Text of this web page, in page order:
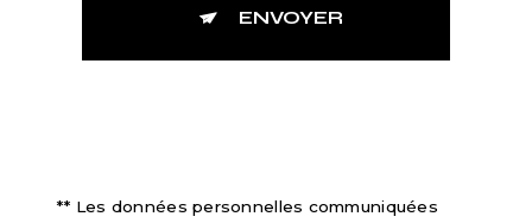
ENVOYER
** Les données personnelles communiquées